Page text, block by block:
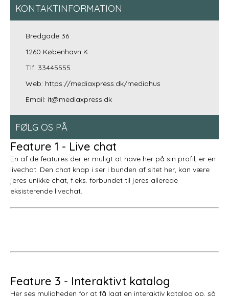
KONTAKTINFORMATION
Bredgade 36
1260 København K
Tlf. 33445555
Web: https://mediaxpress.dk/mediahus
Email: it@mediaxpress.dk
FØLG OS PÅ
Feature 1 - Live chat
En af de features der er muligt at have her på sin profil, er en
livechat. Den chat knap i ser i bunden af sitet her, kan være
jeres unikke chat, f.eks. forbundet til jeres allerede
eksisterende livechat.
Feature 3 - Interaktivt katalog
Her ses muligheden for at få lagt en interaktiv katalog op, så